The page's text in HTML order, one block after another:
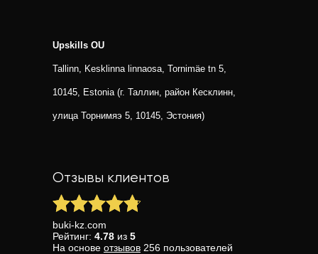
Upskills OU
Tallinn, Kesklinna linnaosa, Tornimäe tn 5,
10145, Estonia (г. Таллин, район Кесклинн,
улица Торнимяэ 5, 10145, Эстония)
Отзывы клиентов
buki-kz.com
Рейтинг: 4.78 из 5
На основе отзывов 256 пользователей